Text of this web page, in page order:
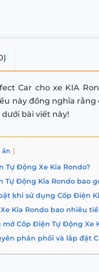
Car cho xe KIA
này đồng nghĩa
bài viết này!
ẩn
Tự Động Xe Kia Rondo?
Tự Động Kia Rondo bao
khi sử dụng Cốp Điện
Kia Rondo bao nhiêu
Cốp Điện Tự Động Xe
phân phối và lắp đặt